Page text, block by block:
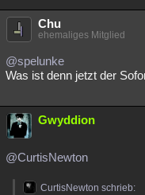
Chu
ehemaliges Mitglied
@spelunke
Was ist denn jetzt der
Gwyddion
@CurtisNewton
CurtisNewton schrieb: